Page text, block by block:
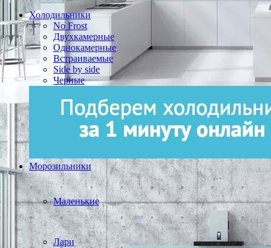
Холодильники
No Frost
Двухкамерные
Однокамерные
Встраиваемые
Side by side
Черные
Морозильники
Маленькие
Лари